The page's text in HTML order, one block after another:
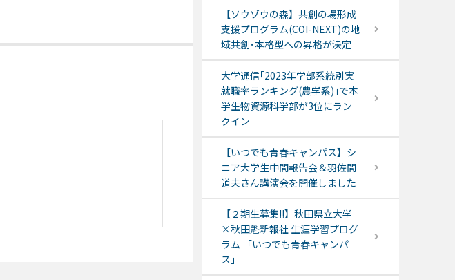
【ソウゾウの森】共創の場形成
支援プログラム(COI-NEXT)の地
域共創･本格型への昇格が決定
大学通信｢2023年学部系統別実
就職率ランキング(農学系)｣で本
学生物資源科学部が3位にラン
クイン
【いつでも青春キャンパス】シ
ニア大学生中間報告会＆羽佐間
道夫さん講演会を開催しました
【２期生募集!!】秋田県立大学
×秋田魁新報社 生涯学習プログ
ラム 「いつでも青春キャンパ
ス」